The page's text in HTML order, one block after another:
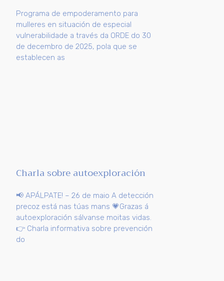
Programa de empoderamento para
mulleres en situación de especial
vulnerabilidade a través da ORDE do 30
de decembro de 2025, pola que se
establecen as
Charla sobre autoexploración
📢 APÁLPATE! – 26 de maio A detección
precoz está nas túas mans 💗Grazas á
autoexploración sálvanse moitas vidas.
👉 Charla informativa sobre prevención
do